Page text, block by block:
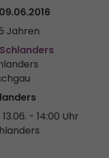
09.06.2016
Jahren
Schlanders
13.06. - 14:00 Uhr